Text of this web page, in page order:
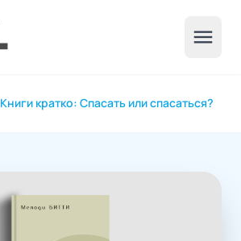
menu
Книги кратко: Спасать или спасаться?